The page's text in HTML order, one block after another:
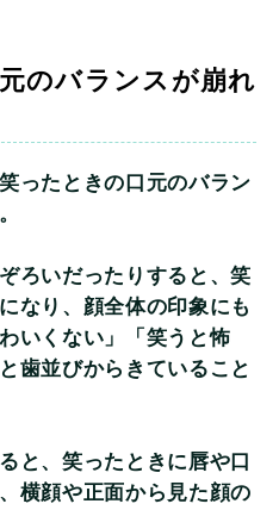
のバランスが崩れ
ったときの口元のバラン
ろいだったりすると、笑
なり、顔全体の印象にも
いくない」「笑うと怖
歯並びからきていること
と、笑ったときに唇や口
横顔や正面から見た顔の